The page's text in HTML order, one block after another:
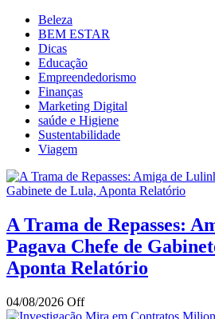
Beleza
BEM ESTAR
Dicas
Educação
Empreendedorismo
Finanças
Marketing Digital
saúde e Higiene
Sustentabilidade
Viagem
A Trama de Repasses:
Pagava Chefe de
Aponta Relatório
04/08/2026 Off